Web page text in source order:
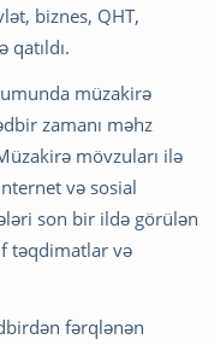
biznes, QHT,
müzakirə
zamanı məhz
mövzuları ilə
və sosial
son bir ildə görülən
təqdimatlar və
fərqlənən